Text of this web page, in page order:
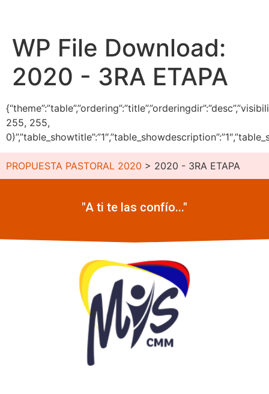
WP File Download:
2020 - 3RA ETAPA
255, 255,
PROPUESTA PASTORAL 2020 > 2020 - 3RA ETAPA
"A ti te las confío..."